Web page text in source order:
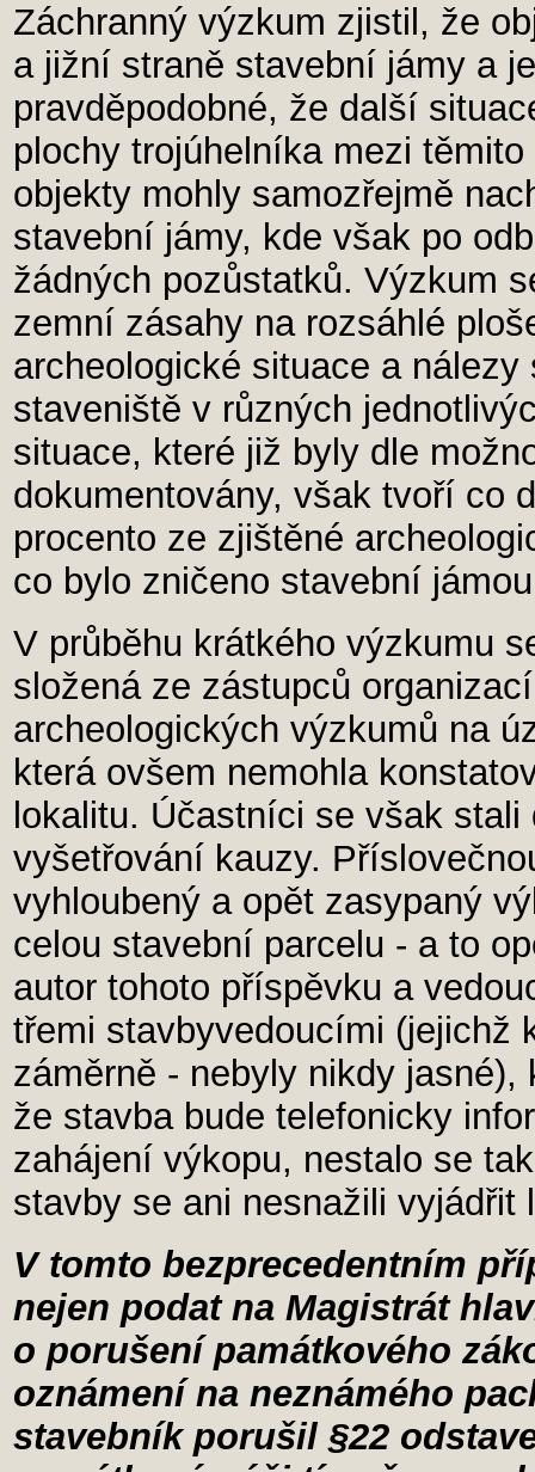
Záchranný výzkum zjistil, že
a jižní straně stavební jámy a
pravděpodobné, že další
plochy trojúhelníka mezi
objekty mohly samozřejmě
stavební jámy, kde však po
žádných pozůstatků. Výzkum
zemní zásahy na rozsáhlé
archeologické situace a
staveniště v různých
situace, které již byly dle
dokumentovány, však tvoří co
procento ze zjištěné
co bylo zničeno stavební
V průběhu krátkého výzkumu
složená ze zástupců
archeologických výzkumů na
která ovšem nemohla
lokalitu. Účastníci se však
vyšetřování kauzy.
vyhloubený a opět zasypaný
celou stavební parcelu - a to
autor tohoto příspěvku a
třemi stavbyvedoucími (jejichž
záměrně - nebyly nikdy
že stavba bude telefonicky
zahájení výkopu, nestalo se
stavby se ani nesnažili vyjádřit
V tomto bezprecedentním
nejen podat na Magistrát
o porušení památkového
oznámení na neznámého
stavebník porušil §22